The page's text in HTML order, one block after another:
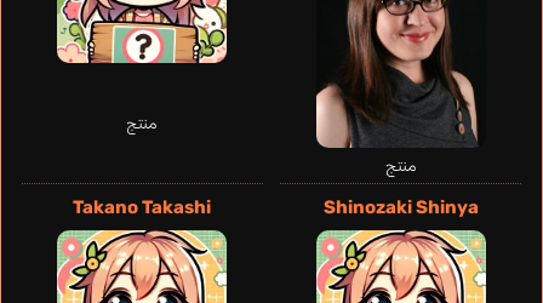
منتج
منتج
Shinozaki Shinya
Takano Takashi
Wait Russell
إنجليزي
Kim Il
كوري
Albiac Daniel
Walker Rinslet
Yukana